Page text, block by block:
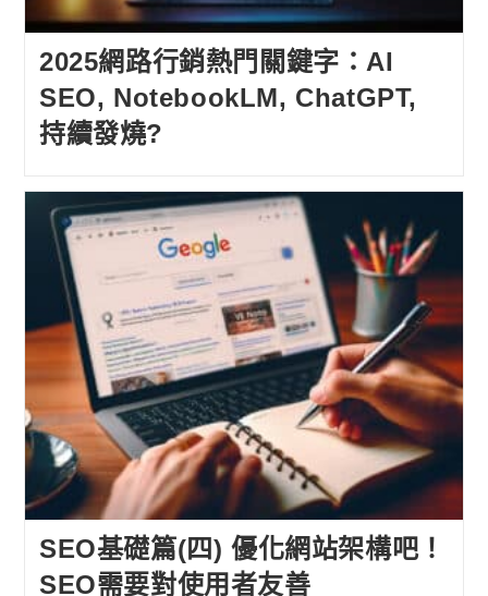
2025網路行銷熱門關鍵字：AI
SEO, NotebookLM, ChatGPT,
持續發燒?
SEO基礎篇(四) 優化網站架構吧！
SEO需要對使用者友善